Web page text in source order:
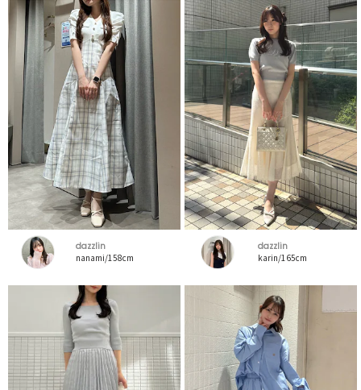
dazzlin
nanami/158cm
dazzlin
karin/165cm